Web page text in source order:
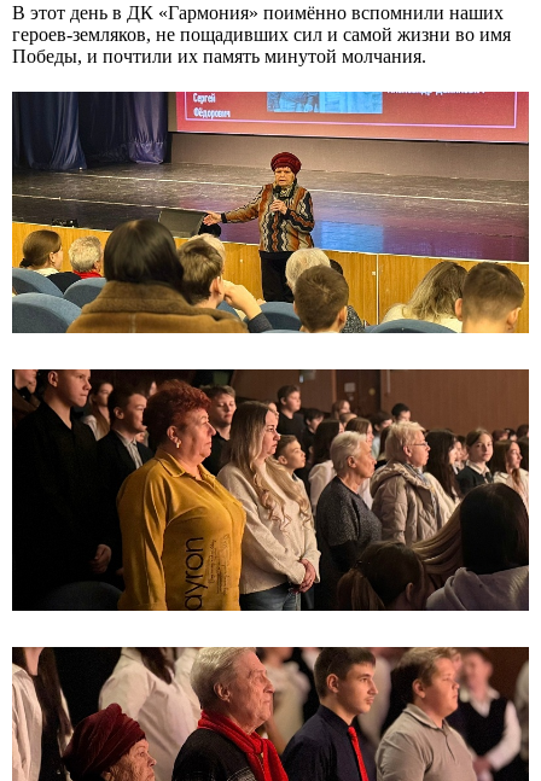
В этот день в ДК «Гармония» поимённо вспомнили наших
героев-земляков, не пощадивших сил и самой жизни во имя
Победы, и почтили их память минутой молчания.